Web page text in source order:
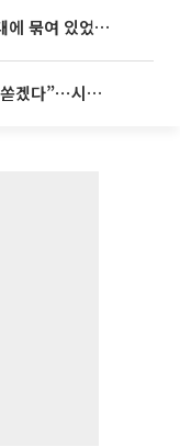
천안 교회서 11세 아동 사망…“침대에 묶여 있었다” 진술 확보
AT마드리드 ‘7번’ 이강인 “120% 쏟겠다”⋯시메오네 감독 “필요한 선수”